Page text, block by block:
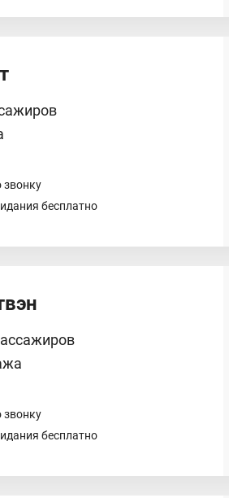
звонку
бесплатно
звонку
бесплатно